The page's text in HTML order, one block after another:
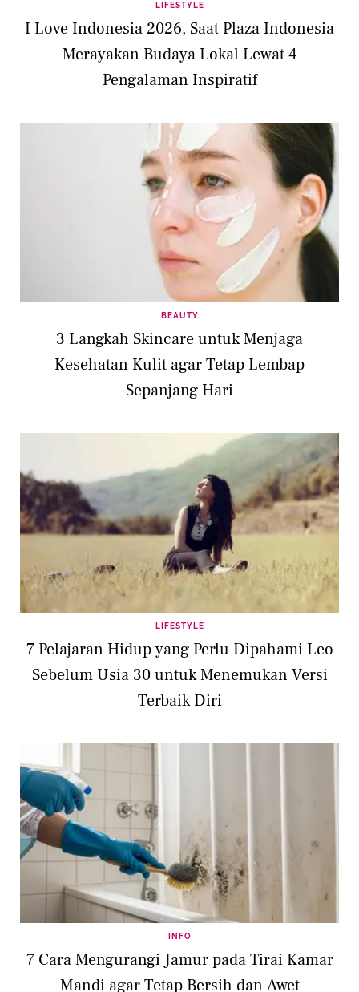
LIFESTYLE
I Love Indonesia 2026, Saat Plaza Indonesia
Merayakan Budaya Lokal Lewat 4
Pengalaman Inspiratif
BEAUTY
3 Langkah Skincare untuk Menjaga
Kesehatan Kulit agar Tetap Lembap
Sepanjang Hari
LIFESTYLE
7 Pelajaran Hidup yang Perlu Dipahami Leo
Sebelum Usia 30 untuk Menemukan Versi
Terbaik Diri
INFO
7 Cara Mengurangi Jamur pada Tirai Kamar
Mandi agar Tetap Bersih dan Awet